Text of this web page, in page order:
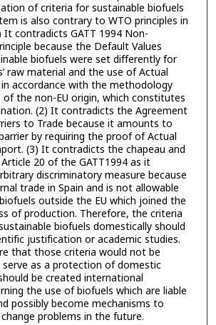
of criteria for sustainable biofuels
is also contrary to WTO principles in
contradicts GATT 1994 Non-
because the Default Values
biofuels were set differently for
raw material and the use of Actual
accordance with the methodology
the non-EU origin, which constitutes
(2) It contradicts the Agreement
to Trade because it amounts to
by requiring the proof of Actual
(3) It contradicts the chapeau and
20 of the GATT1994 as it
discriminatory measure because
trade in Spain and is not allowable
outside the EU which joined the
of production. Therefore, the criteria
biofuels domestically should
justification or academic studies.
that those criteria would not be
as a protection of domestic
be created international
the use of biofuels which are liable
possibly become mechanisms to
problems in the future.